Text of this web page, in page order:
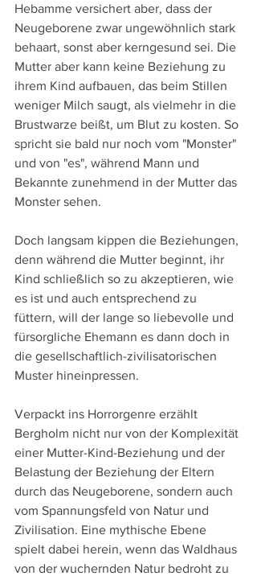
Hebamme versichert aber, dass der
Neugeborene zwar ungewöhnlich stark
behaart, sonst aber kerngesund sei. Die
Mutter aber kann keine Beziehung zu
ihrem Kind aufbauen, das beim Stillen
weniger Milch saugt, als vielmehr in die
Brustwarze beißt, um Blut zu kosten. So
spricht sie bald nur noch vom "Monster"
und von "es", während Mann und
Bekannte zunehmend in der Mutter das
Monster sehen.
Doch langsam kippen die Beziehungen,
denn während die Mutter beginnt, ihr
Kind schließlich so zu akzeptieren, wie
es ist und auch entsprechend zu
füttern, will der lange so liebevolle und
fürsorgliche Ehemann es dann doch in
die gesellschaftlich-zivilisatorischen
Muster hineinpressen.
Verpackt ins Horrorgenre erzählt
Bergholm nicht nur von der Komplexität
einer Mutter-Kind-Beziehung und der
Belastung der Beziehung der Eltern
durch das Neugeborene, sondern auch
vom Spannungsfeld von Natur und
Zivilisation. Eine mythische Ebene
spielt dabei herein, wenn das Waldhaus
von der wuchernden Natur bedroht zu